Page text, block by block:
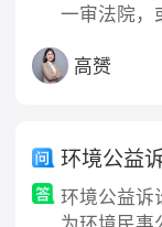
一审法院，
制执行申请
+复印件；
具 3. 申请人身份证复印件 4. 被执行人身份信息
（身份证号
高赟
环境公益
环境公益诉讼全